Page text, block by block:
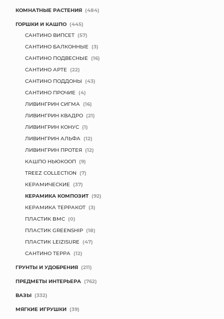
КОМНАТНЫЕ РАСТЕНИЯ (484)
ГОРШКИ И КАШПО (445)
САНТИНО ВИПСЕТ (57)
САНТИНО БАЛКОННЫЕ (3)
САНТИНО ПОДВЕСНЫЕ (16)
САНТИНО АРТЕ (22)
САНТИНО ПОДДОНЫ (43)
САНТИНО ПРОЧИЕ (4)
ЛИВИНГРИН СИГМА (16)
ЛИВИНГРИН КВАДРО (21)
ЛИВИНГРИН КОНУС (1)
ЛИВИНГРИН АЛЬФА (12)
ЛИВИНГРИН ПРОТЕЯ (12)
КАШПО НЬЮКООП (9)
TREEZ COLLECTION (7)
КЕРАМИЧЕСКИЕ (37)
КЕРАМИКА КОМПОЗИТ (92)
КЕРАМИКА ТЕРРАКОТ (3)
ПЛАСТИК BMC (0)
ПЛАСТИК GREENSHIP (18)
ПЛАСТИК LEIZISURE (47)
САНТИНО ТЕРРА (12)
ГРУНТЫ И УДОБРЕНИЯ (211)
ПРЕДМЕТЫ ИНТЕРЬЕРА (762)
ВАЗЫ (332)
МЯГКИЕ ИГРУШКИ (39)